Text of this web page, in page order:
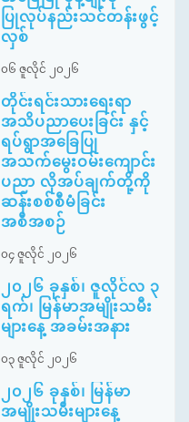
ပြုလုပ်နည်းသင်တန်းဖွင့်
လှစ်
၀၆ ဇူလိုင် ၂၀၂၆
တိုင်းရင်းသားရေးရာ
အသိပညာပေးခြင်း နှင့်
ရပ်ရွာအခြေပြု
အသက်မွေးဝမ်းကျောင်း
ပညာ လိုအပ်ချက်တို့ကို
ဆန်းစစ်စီမံခြင်း
အစီအစဉ်
၀၄ ဇူလိုင် ၂၀၂၆
၂၀၂၆ ခုနှစ်၊ ဇူလိုင်လ ၃
ရက်၊ မြန်မာအမျိုးသမီး
များနေ့ အခမ်းအနား
၀၃ ဇူလိုင် ၂၀၂၆
၂၀၂၆ ခုနှစ်၊ မြန်မာ
အမျိုးသမီးများနေ့